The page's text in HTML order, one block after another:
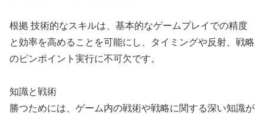
根拠 技術的なスキルは、基本的なゲームプレイでの精度
と効率を高めることを可能にし、タイミングや反射、戦略
のピンポイント実行に不可欠です。
知識と戦術
勝つためには、ゲーム内の戦術や戦略に関する深い知識が